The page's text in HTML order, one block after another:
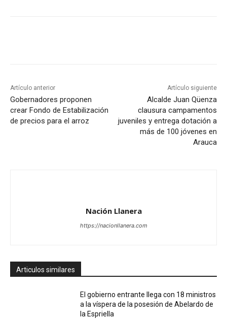
Artículo anterior
Gobernadores proponen
crear Fondo de Estabilización
de precios para el arroz
Artículo siguiente
Alcalde Juan Qüenza
clausura campamentos
juveniles y entrega dotación a
más de 100 jóvenes en
Arauca
Nación Llanera
https://nacionllanera.com
Articulos similares
El gobierno entrante llega con 18 ministros
a la víspera de la posesión de Abelardo de
la Espriella